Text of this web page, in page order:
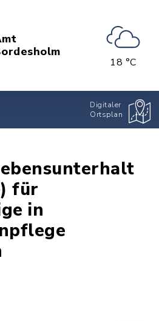
18 °C
Digitaler
Ortsplan
für
in